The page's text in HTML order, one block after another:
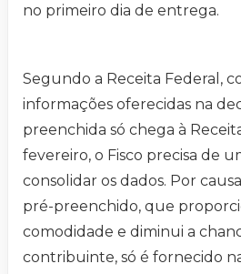
no primeiro dia de entrega.
Segundo a Receita Federal,
informações oferecidas na
preenchida só chega à
fevereiro, o Fisco precisa de
consolidar os dados. Por
pré-preenchido, que
comodidade e diminui a
contribuinte, só é fornecido